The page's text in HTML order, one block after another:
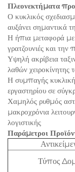
Πλεονεκτήματα
Ο κυκλικός
αυξάνει σημαντικά
Η ήπια μεταφορά με
γρατζουνιές και
Υψηλή ακρίβεια
λαθών χειροκίνητης
Η συμπαγής κυκλική
εργαστηρίου σε
Χαμηλός ρυθμός
μακροχρόνια
λογιστικής
Παράμετροι
Τύπος